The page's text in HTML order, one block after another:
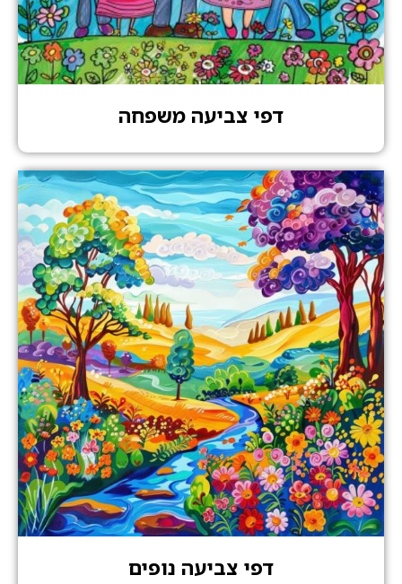
דפי צביעה משפחה
דפי צביעה נופים